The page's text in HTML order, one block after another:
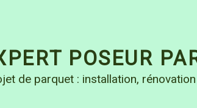
POSEUR
de parquet : installation,